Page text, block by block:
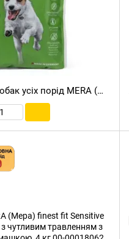
М'які ласощі для собак усіх порід MERA (Мера) Snacks із ягням, 200 г